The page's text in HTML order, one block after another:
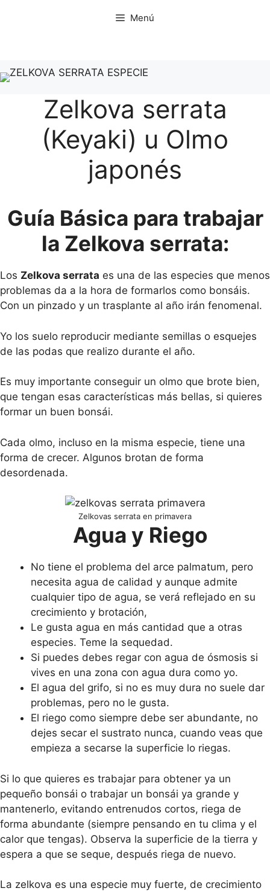
Menú
Zelkova serrata
(Keyaki) u Olmo
japonés
Guía Básica para trabajar
la Zelkova serrata:
Los Zelkova serrata es una de las especies que menos
problemas da a la hora de formarlos como bonsáis.
Con un pinzado y un trasplante al año irán fenomenal.
Yo los suelo reproducir mediante semillas o esquejes
de las podas que realizo durante el año.
Es muy importante conseguir un olmo que brote bien,
que tengan esas características más bellas, si quieres
formar un buen bonsái.
Cada olmo, incluso en la misma especie, tiene una
forma de crecer. Algunos brotan de forma
desordenada.
Zelkovas serrata en primavera
Agua y Riego
No tiene el problema del arce palmatum, pero
necesita agua de calidad y aunque admite
cualquier tipo de agua, se verá reflejado en su
crecimiento y brotación,
Le gusta agua en más cantidad que a otras
especies. Teme la sequedad.
Si puedes debes regar con agua de ósmosis si
vives en una zona con agua dura como yo.
El agua del grifo, si no es muy dura no suele dar
problemas, pero no le gusta.
El riego como siempre debe ser abundante, no
dejes secar el sustrato nunca, cuando veas que
empieza a secarse la superficie lo riegas.
Si lo que quieres es trabajar para obtener ya un
pequeño bonsái o trabajar un bonsái ya grande y
mantenerlo, evitando entrenudos cortos, riega de
forma abundante (siempre pensando en tu clima y el
calor que tengas). Observa la superficie de la tierra y
espera a que se seque, después riega de nuevo.
La zelkova es una especie muy fuerte, de crecimiento